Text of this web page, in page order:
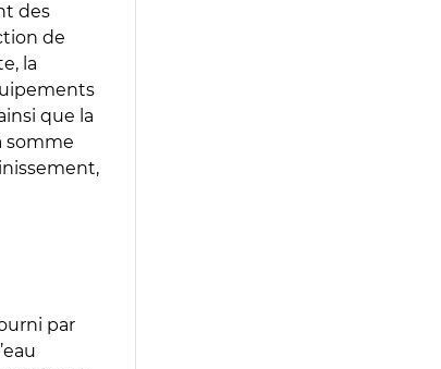
des
de
la
que la
somme
par